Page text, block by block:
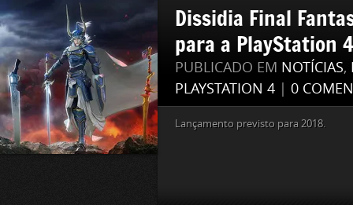
Dissidia Final
para a PlayStation 4
PUBLICADO EM NOTÍCIAS,
PLAYSTATION 4
0
Lançamento previsto para 2018.